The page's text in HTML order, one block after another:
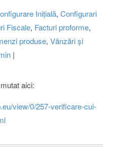
Inițială, Configurari
Fiscale, Facturi proforme,
produse, Vânzări și
|
aici:
view/0/257-verificare-cui-